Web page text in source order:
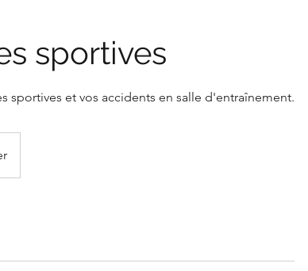
sportives
sportives et vos accidents en salle d'entraînement.